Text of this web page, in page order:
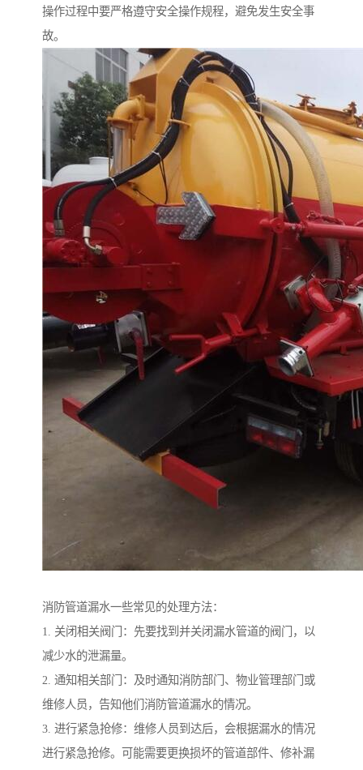
操作过程中要严格遵守安全操作规程，避免发生安全事
故。
消防管道漏水一些常见的处理方法：
1. 关闭相关阀门：先要找到并关闭漏水管道的阀门，以
减少水的泄漏量。
2. 通知相关部门：及时通知消防部门、物业管理部门或
维修人员，告知他们消防管道漏水的情况。
3. 进行紧急抢修：维修人员到达后，会根据漏水的情况
进行紧急抢修。可能需要更换损坏的管道部件、修补漏